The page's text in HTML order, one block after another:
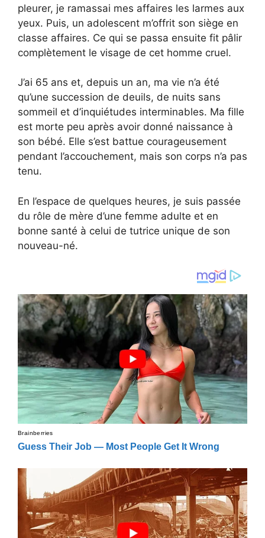
pleurer, je ramassai mes affaires les larmes aux
yeux. Puis, un adolescent m’offrit son siège en
classe affaires. Ce qui se passa ensuite fit pâlir
complètement le visage de cet homme cruel.
J’ai 65 ans et, depuis un an, ma vie n’a été
qu’une succession de deuils, de nuits sans
sommeil et d’inquiétudes interminables. Ma fille
est morte peu après avoir donné naissance à
son bébé. Elle s’est battue courageusement
pendant l’accouchement, mais son corps n’a pas
tenu.
En l’espace de quelques heures, je suis passée
du rôle de mère d’une femme adulte et en
bonne santé à celui de tutrice unique de son
nouveau-né.